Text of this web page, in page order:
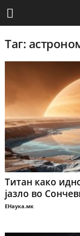
Таг:
Титан како
јазло во
ЕНаука.мк